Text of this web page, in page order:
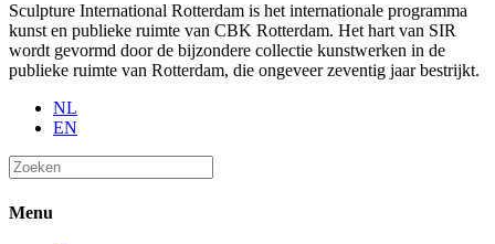
Sculpture International Rotterdam is het internationale programma
kunst en publieke ruimte van CBK Rotterdam. Het hart van SIR
wordt gevormd door de bijzondere collectie kunstwerken in de
publieke ruimte van Rotterdam, die ongeveer zeventig jaar bestrijkt.
NL
EN
Menu